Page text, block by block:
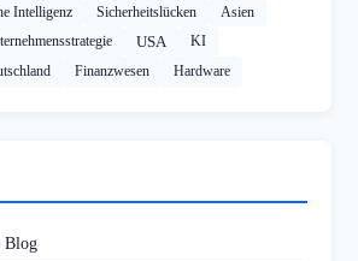
Intelligenz Sicherheitslücken
Asien
USA KI
Finanzwesen Hardware
Blog